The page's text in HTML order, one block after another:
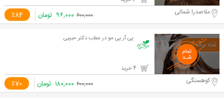
٪84 ملاصدرا شمالی ۶۰۰,۰۰۰ ۹۶,۰۰۰ تومان
پی آر پی مو در مطب دکتر حبیبی
٪70 کوهسنگی ۶۰۰,۰۰۰ ۱۸۰,۰۰۰ تومان